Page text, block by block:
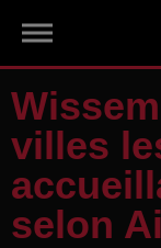
villes
selon